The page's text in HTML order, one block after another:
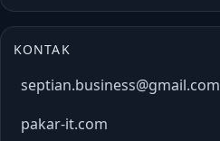
KONTAK
septian.business@gmail.com
pakar-it.com